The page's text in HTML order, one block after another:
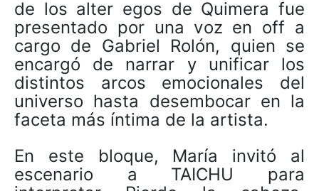
de los alter egos de Quimera fue
presentado por una voz en off a
cargo de Gabriel Rolón, quien se
encargó de narrar y unificar los
distintos arcos emocionales del
universo hasta desembocar en la
faceta más íntima de la artista.
En este bloque, María invitó al
escenario a TAICHU para